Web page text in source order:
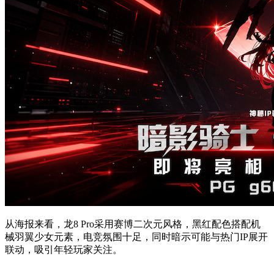
从海报来看，龙8 Pro采用赛博二次元风格，黑红配色搭配机
械羽翼少女元素，电竞氛围十足，同时暗示可能与热门IP展开
联动，吸引年轻玩家关注。